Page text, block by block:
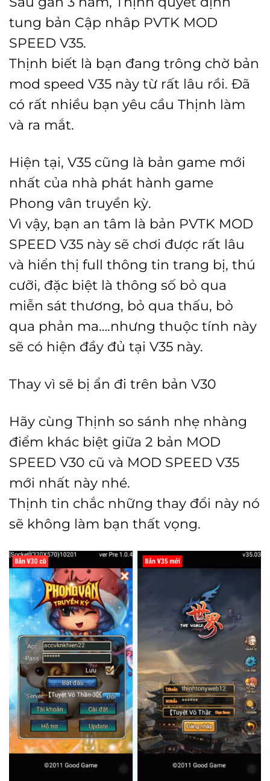
tung bản Cập nhâp PVTK MOD
SPEED V35.
Thịnh biết là bạn đang trông chờ bản
mod speed V35 này từ rất lâu rồi. Đã
có rất nhiều bạn yêu cầu Thịnh làm
và ra mắt.
Hiện tại, V35 cũng là bản game mới
nhất của nhà phát hành game
Phong vân truyền kỳ.
Vì vậy, bạn an tâm là bản PVTK MOD
SPEED V35 này sẽ chơi được rất lâu
và hiển thị full thông tin trang bị, thú
cưỡi, đặc biệt là thông số bỏ qua
miễn sát thương, bỏ qua thấu, bỏ
qua phản ma….nhưng thuộc tính này
sẽ có hiện đầy đủ tại V35 này.
Thay vì sẽ bị ẩn đi trên bản V30
Hãy cùng Thịnh so sánh nhẹ nhàng
điểm khác biệt giữa 2 bản MOD
SPEED V30 cũ và MOD SPEED V35
mới nhất này nhé.
Thịnh tin chắc những thay đổi này nó
sẽ không làm bạn thất vọng.